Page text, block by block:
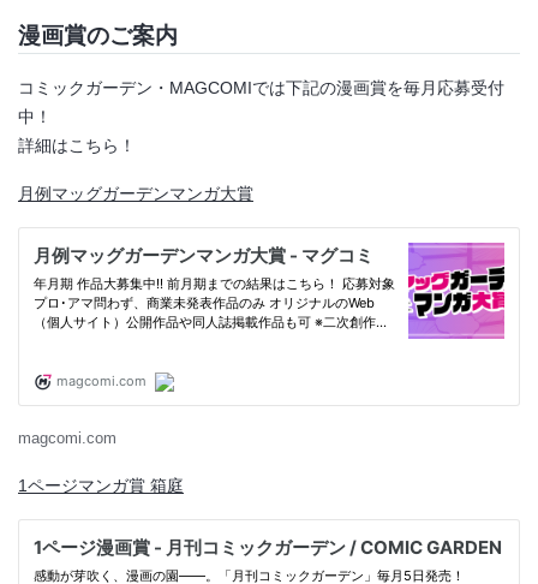
漫画賞のご案内
コミックガーデン・MAGCOMIでは下記の漫画賞を毎月応募受付
中！
詳細はこちら！
月例マッグガーデンマンガ大賞
magcomi.com
1ページマンガ賞 箱庭